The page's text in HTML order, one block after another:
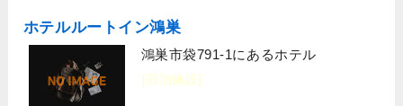
ホテルルートイン鴻巣
鴻巣市袋791-1にあるホテル
[宿泊施設]